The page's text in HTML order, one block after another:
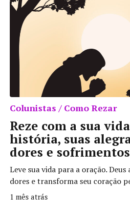
Colunistas / Como Rezar
Reze com a sua
história, suas
dores e sofrimentos
Leve sua vida para a oração. Deus
dores e transforma seu coração
1 mês atrás